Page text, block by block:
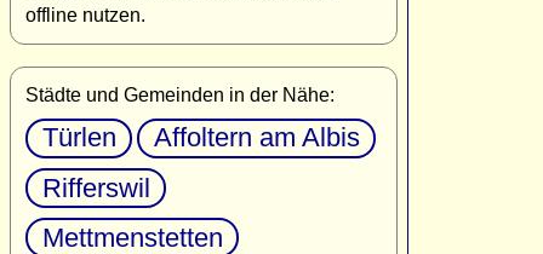
offline nutzen.
Städte und Gemeinden in der Nähe:
Türlen
Affoltern am Albis
Rifferswil
Mettmenstetten